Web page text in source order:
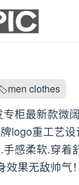
clothes
柜最新款微
logo重工艺
感柔软.穿着
效果无敌帅气